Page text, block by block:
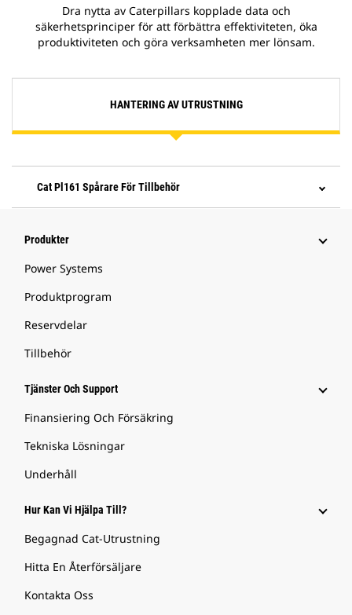
Dra nytta av Caterpillars kopplade data och
säkerhetsprinciper för att förbättra effektiviteten, öka
produktiviteten och göra verksamheten mer lönsam.
HANTERING AV UTRUSTNING
Cat Pl161 Spårare För Tillbehör
Produkter
Power Systems
Produktprogram
Reservdelar
Tillbehör
Tjänster Och Support
Finansiering Och Försäkring
Tekniska Lösningar
Underhåll
Hur Kan Vi Hjälpa Till?
Begagnad Cat-Utrustning
Hitta En Återförsäljare
Kontakta Oss